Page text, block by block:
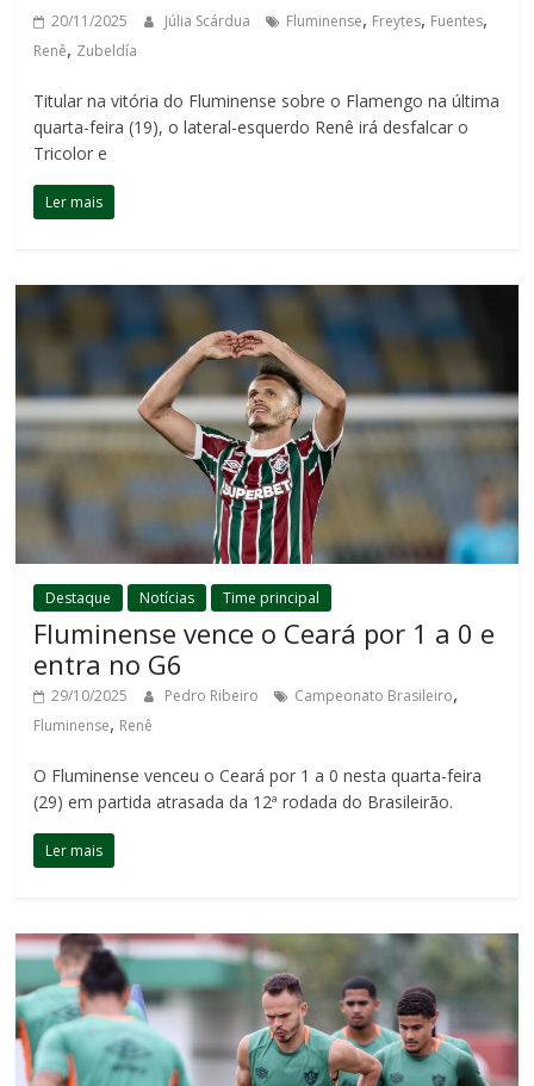
20/11/2025 Júlia Scárdua Fluminense, Freytes, Fuentes,
Renê, Zubeldía
Titular na vitória do Fluminense sobre o Flamengo na última
quarta-feira (19), o lateral-esquerdo Renê irá desfalcar o
Tricolor e
Ler mais
Destaque Notícias Time principal
Fluminense vence o Ceará por 1 a 0 e
entra no G6
29/10/2025 Pedro Ribeiro Campeonato Brasileiro,
Fluminense, Renê
O Fluminense venceu o Ceará por 1 a 0 nesta quarta-feira
(29) em partida atrasada da 12ª rodada do Brasileirão.
Ler mais